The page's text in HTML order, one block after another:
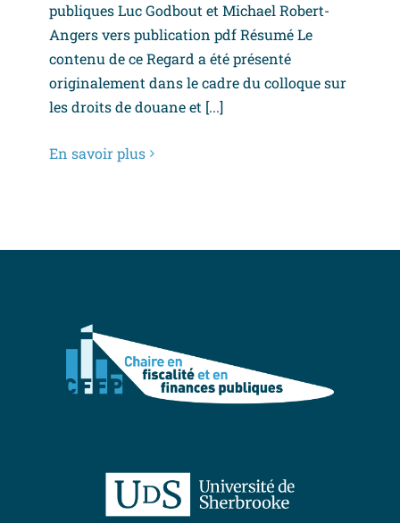
publiques Luc Godbout et Michael Robert-
Angers vers publication pdf Résumé Le
contenu de ce Regard a été présenté
originalement dans le cadre du colloque sur
les droits de douane et [...]
En savoir plus